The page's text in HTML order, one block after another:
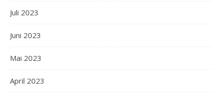
Juli 2023
Juni 2023
Mai 2023
April 2023